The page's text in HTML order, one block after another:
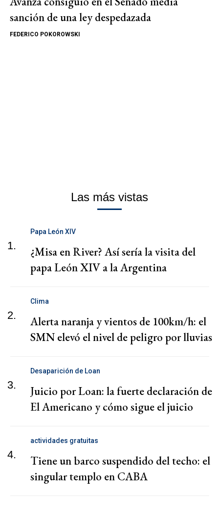
sanción de una ley despedazada
FEDERICO POKOROWSKI
Las más vistas
1.
Papa León XIV
¿Misa en River? Así sería la visita del
papa León XIV a la Argentina
2.
Clima
Alerta naranja y vientos de 100km/h: el
SMN elevó el nivel de peligro por lluvias
3.
Desaparición de Loan
Juicio por Loan: la fuerte declaración de
El Americano y cómo sigue el juicio
4.
actividades gratuitas
Tiene un barco suspendido del techo: el
singular templo en CABA